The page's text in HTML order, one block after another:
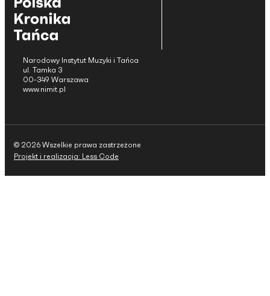
Narodowy Instytut Muzyki i Tańca
ul. Tamka 3
00-349 Warszawa
www.nimit.pl
© 2026 Wszelkie prawa zastrzeżone
Projekt i realizacja: Less Code